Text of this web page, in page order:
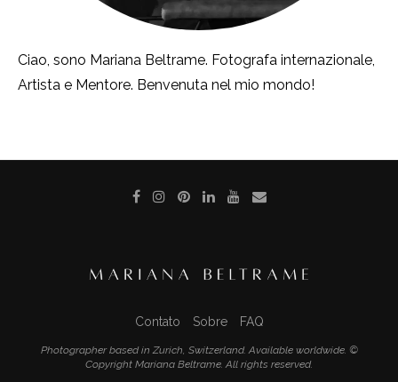
Ciao, sono Mariana Beltrame. Fotografa internazionale,
Artista e Mentore. Benvenuta nel mio mondo!
Contato Sobre FAQ
Photographer based in Zurich, Switzerland. Available worldwide. ©
Copyright Mariana Beltrame. All rights reserved.